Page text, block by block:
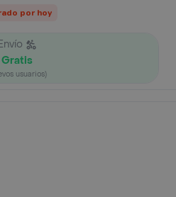
por hoy
Gratis
usuarios)